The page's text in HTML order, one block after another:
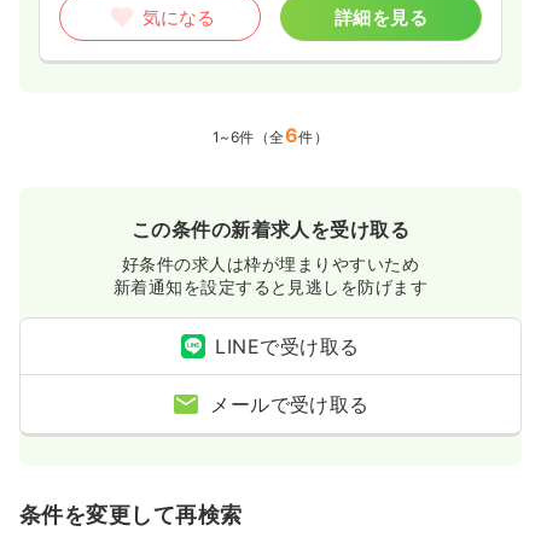
気になる 詳細を見る
1~6件（全6件）
この条件の新着求人を受け取る
好条件の求人は枠が埋まりやすいため
新着通知を設定すると見逃しを防げます
LINEで受け取る
メールで受け取る
条件を変更して再検索